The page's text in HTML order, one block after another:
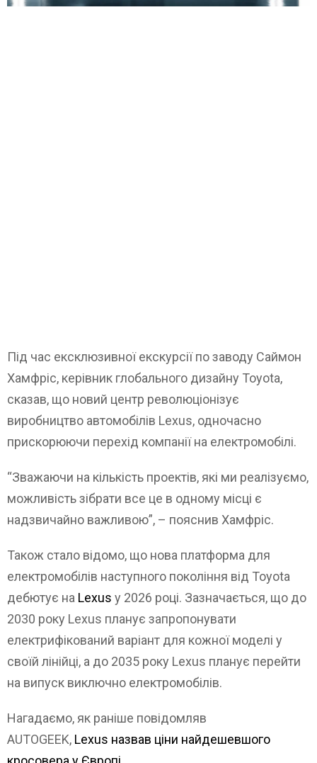
Під час ексклюзивної екскурсії по заводу Саймон
Хамфріс, керівник глобального дизайну Toyota,
сказав, що новий центр революціонізує
виробництво автомобілів Lexus, одночасно
прискорюючи перехід компанії на електромобілі.
“Зважаючи на кількість проектів, які ми реалізуємо,
можливість зібрати все це в одному місці є
надзвичайно важливою”, – пояснив Хамфріс.
Також стало відомо, що нова платформа для
електромобілів наступного покоління від Toyota
дебютує на Lexus у 2026 році. Зазначається, що до
2030 року Lexus планує запропонувати
електрифікований варіант для кожної моделі у
своїй лінійці, а до 2035 року Lexus планує перейти
на випуск виключно електромобілів.
Нагадаємо, як раніше повідомляв
AUTOGEEK, Lexus назвав ціни найдешевшого